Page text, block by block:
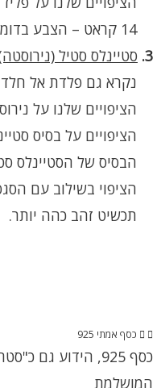
14 קראט – הצבע בדומה לכסף זהה מאוד לזהב האמיתי.
3. סטיינלס סטיל
נקרא גם פלדת אל
הציפויים שלנו על
הציפויים על בסיס
הבסיס של הסטיינלס
הציפוי בשילוב עם
תכשיט זהב כהה יותר.
כסף אמתי 925
כסף 925, הידוע גם
המושלמת